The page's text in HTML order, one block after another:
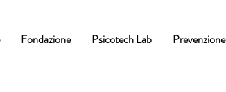
Fondazione Psicotech Lab Prevenzione